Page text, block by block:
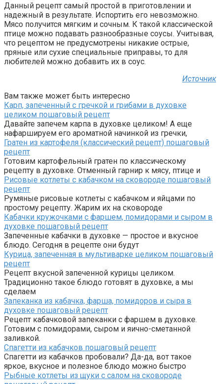
Данный рецепт самый простой в приготовлении и
надежный в результате. Испортить его невозможно.
Мясо получится мягким и сочным. К такой классической
птице можно подавать разнообразные соусы. Учитывая,
что рецептом не предусмотрены никакие острые,
пряные или сухие специальные приправы, то для
любителей можно добавить их в соус.
Источник
Вам также может быть интересно
Карп, запеченный с гречкой и грибами в духовке
целиком пошаговый рецепт
Давайте запечем карпа в духовке целиком! А еще
нафаршируем его ароматной начинкой из гречки,
Гратен из картофеля (классический рецепт) пошаговый
рецепт
Готовим картофельный гратен по классическому
рецепту в духовке. Отменный гарнир к мясу, птице и
Рисовые котлеты с кабачком на сковороде пошаговый
рецепт
Румяные рисовые котлеты с кабачком и яйцами по
простому рецепту. Жарим их на сковороде
Кабачки кружочками с фаршем, помидорами и сыром в
духовке пошаговый рецепт
Запеченные кабачки в духовке — простое и вкусное
блюдо. Сегодня в рецепте они будут
Курица, запеченная в мультиварке целиком пошаговый
рецепт
Рецепт вкусной запеченной курицы целиком.
Традиционно такое блюдо готовят в духовке, а мы
сделаем
Запеканка из кабачка, фарша, помидоров и сыра в
духовке пошаговый рецепт
Рецепт кабачковой запеканки с фаршем в духовке.
Готовим с помидорами, сыром и яично-сметанной
заливкой.
Спагетти из кабачков пошаговый рецепт
Спагетти из кабачков пробовали? Да-да, вот такое
яркое, вкусное и полезное блюдо можно быстро
Рыбные котлеты из щуки с салом на сковороде